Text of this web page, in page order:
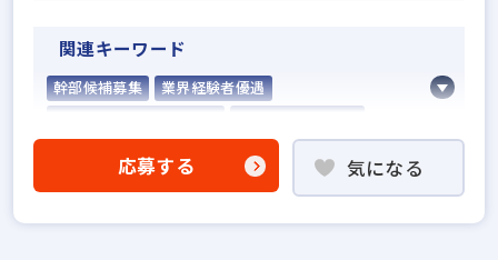
関連キーワード
幹部候補募集
業界経験者優遇
宅建取引士歓迎
資格支援制度あり
研修制度あり
応募する 気になる